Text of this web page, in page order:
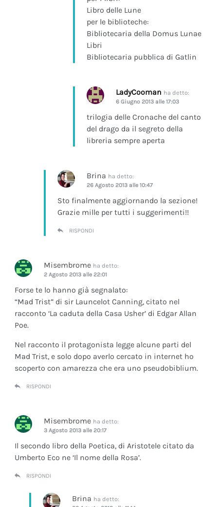
Libro delle Lune
per le biblioteche:
Bibliotecaria della Domus Lunae
Libri
Bibliotecaria pubblica di Gatlin
LadyCooman ha detto:
6 Giugno 2013 alle 17:03
trilogia delle Cronache del canto
del drago da il segreto della
libreria sempre aperta
Brina ha detto:
26 Agosto 2013 alle 10:47
Sto finalmente aggiornando la sezione!
Grazie mille per tutti i suggerimenti!!
RISPONDI
Misembrome ha detto:
2 Agosto 2013 alle 22:01
Forse te lo hanno già segnalato:
“Mad Trist” di sir Launcelot Canning, citato nel
racconto ‘La caduta della Casa Usher’ di Edgar Allan
Poe.
Nel racconto il protagonista legge alcune parti del
Mad Trist, e solo dopo averlo cercato in internet ho
scoperto con amarezza che era uno pseudobiblium.
RISPONDI
Misembrome ha detto:
3 Agosto 2013 alle 20:17
Il secondo libro della Poetica, di Aristotele citato da
Umberto Eco ne ‘Il nome della Rosa’.
RISPONDI
Brina ha detto: